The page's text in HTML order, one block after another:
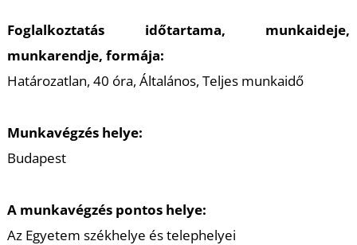
Foglalkoztatás időtartama, munkaideje,
munkarendje, formája:
Határozatlan, 40 óra, Általános, Teljes munkaidő
Munkavégzés helye:
Budapest
A munkavégzés pontos helye:
Az Egyetem székhelye és telephelyei